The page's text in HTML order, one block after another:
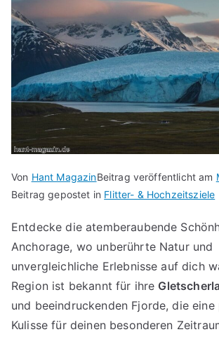
Von Hant MagazinBeitrag veröffentlicht am
Beitrag gepostet in Flitter- & Hochzeitsziele
Entdecke die atemberaubende
Anchorage, wo unberührte Natur und
unvergleichliche Erlebnisse auf dich
Region ist bekannt für ihre
und beeindruckenden Fjorde, die
Kulisse für deinen besonderen